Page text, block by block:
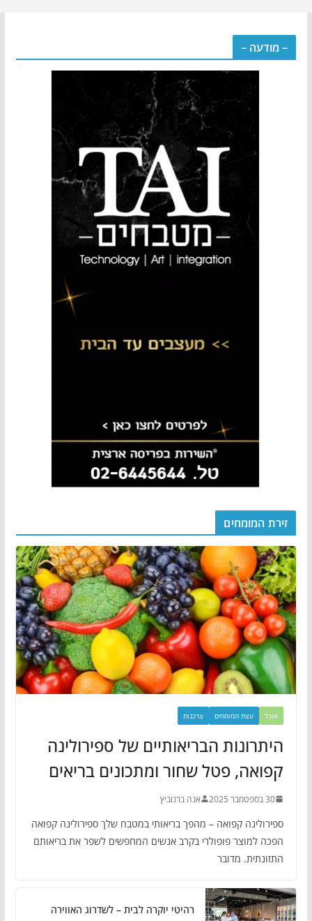
– מודעה –
זירת המומחים
אוכל עצת המומחים צרכנות
היתרונות הבריאותיים של ספירולינה
קפואה, פטל שחור ומתכונים בריאים
30 בספטמבר 2025 אנה ברנוביץ
ספירולינה קפואה – מהפך בריאותי במטבח שלך ספירולינה קפואה
הפכה למוצר פופולרי בקרב אנשים המחפשים לשפר את בריאותם
התזונתית. מדובר
רהיטי יוקרה לבית – לשדרוג האווירה